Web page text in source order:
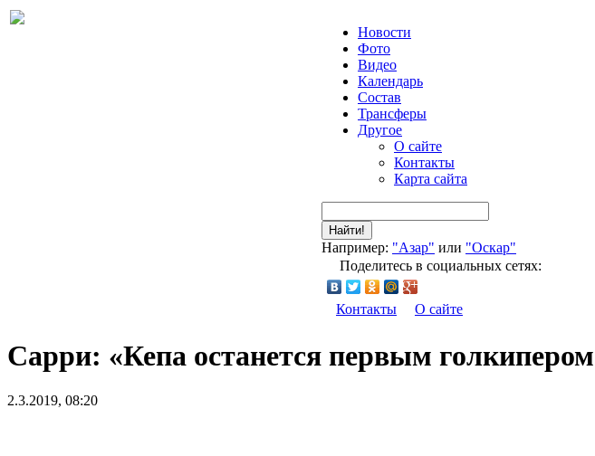
Новости
Фото
Видео
Календарь
Состав
Трансферы
Другое
О сайте
Контакты
Карта сайта
Найти!
Например: "Азар" или "Оскар"
Поделитесь в социальных сетях:
Контакты О сайте
Сарри: «Кепа останется первым
2.3.2019, 08:20